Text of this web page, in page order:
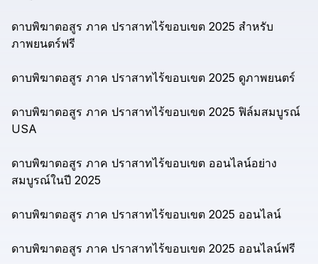
ดาบพิฆาตอสูร ภาค ปราสาทไร้ขอบเขต 2025 สำหรับ
ภาพยนตร์ฟรี
ดาบพิฆาตอสูร ภาค ปราสาทไร้ขอบเขต 2025 ดูภาพยนตร์
ดาบพิฆาตอสูร ภาค ปราสาทไร้ขอบเขต 2025 ฟิล์มสมบูรณ์
USA
ดาบพิฆาตอสูร ภาค ปราสาทไร้ขอบเขต ออนไลน์อย่าง
สมบูรณ์ในปี 2025
ดาบพิฆาตอสูร ภาค ปราสาทไร้ขอบเขต 2025 ออนไลน์
ดาบพิฆาตอสูร ภาค ปราสาทไร้ขอบเขต 2025 ออนไลน์ฟรี